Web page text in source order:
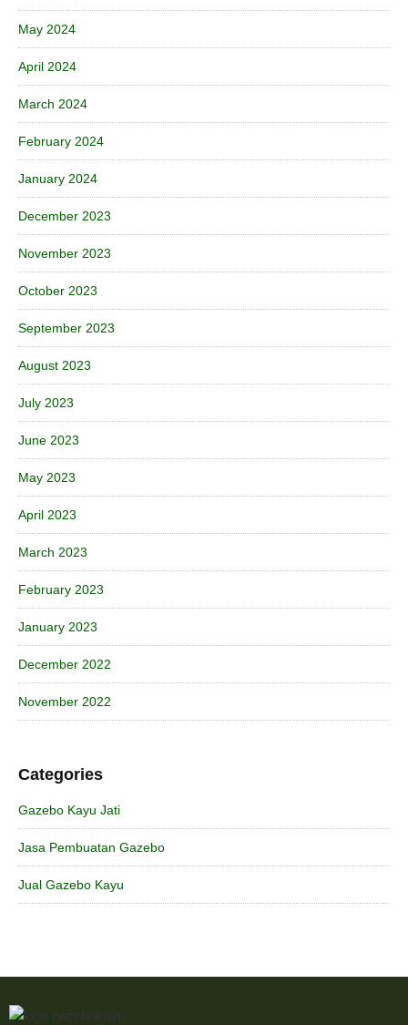
May 2024
April 2024
March 2024
February 2024
January 2024
December 2023
November 2023
October 2023
September 2023
August 2023
July 2023
June 2023
May 2023
April 2023
March 2023
February 2023
January 2023
December 2022
November 2022
Categories
Gazebo Kayu Jati
Jasa Pembuatan Gazebo
Jual Gazebo Kayu